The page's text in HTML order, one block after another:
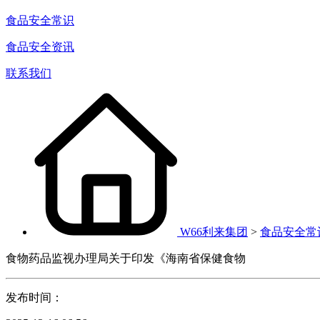
食品安全常识
食品安全资讯
联系我们
W66利来集团 > 食品安全常
食物药品监视办理局关于印发《海南省保健食物
发布时间：